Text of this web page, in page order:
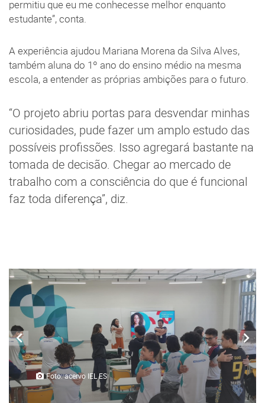
permitiu que eu me conhecesse melhor enquanto
estudante”, conta.
A experiência ajudou Mariana Morena da Silva Alves,
também aluna do 1º ano do ensino médio na mesma
escola, a entender as próprias ambições para o futuro.
“O projeto abriu portas para desvendar minhas
curiosidades, pude fazer um amplo estudo das
possíveis profissões. Isso agregará bastante na
tomada de decisão. Chegar ao mercado de
trabalho com a consciência do que é funcional
faz toda diferença”, diz.
Foto: acervo IEL ES